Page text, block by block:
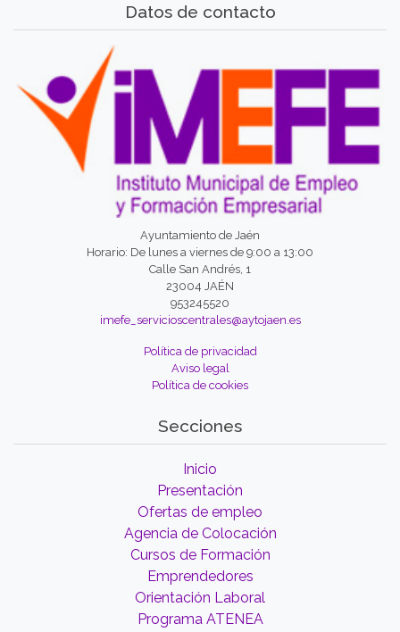
Datos de contacto
Ayuntamiento de Jaén
Horario: De lunes a viernes de 9:00 a 13:00
Calle San Andrés, 1
23004 JAÉN
953245520
imefe_servicioscentrales@aytojaen.es
Política de privacidad
Aviso legal
Política de cookies
Secciones
Inicio
Presentación
Ofertas de empleo
Agencia de Colocación
Cursos de Formación
Emprendedores
Orientación Laboral
Programa ATENEA